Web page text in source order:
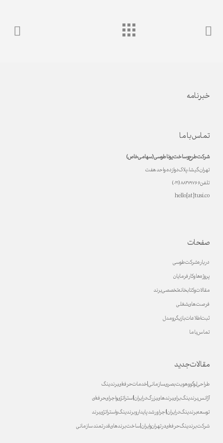
خبرنامه
تماس با ما
شرکت طرح و ساخت یونا طوسی (سهامی خاص)
تهران، گیشا، پلاک دوازده، واحد هفت
تلفن ۸۸۲۷۹۷۶۶ (۰۲۱)
hello[at]tusi.co
صفحات
درباره شرکت طوسی
پروژه ها و کارفرمایان
مقالات و کتابخانه تخصصی برند
فرصت های شغلی
ثبت اطلاعات بازیگر و مدل
تماس با ما
مقالات جدید
طراحی لوگو و هویت بصری سازمانی | خدمات حرفه‌ای برندینگ
آژانس برندینگ برای برندهای بزرگ در ایران | استراتژی و اجرای حرفه‌ای
توسعه برندینگ در ایران | اجرا و رشد پایدارو برندینگ و استراتژی برند
شرکت برندینگ حرفه‌ای در تهران و ایران | ساخت برندهای قدرتمند سازمانی